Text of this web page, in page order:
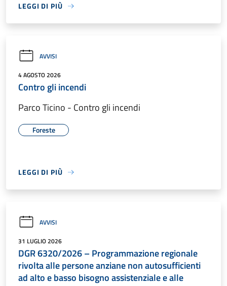
LEGGI DI PIÙ
AVVISI
4 AGOSTO 2026
Contro gli incendi
Parco Ticino - Contro gli incendi
Foreste
LEGGI DI PIÙ
AVVISI
31 LUGLIO 2026
DGR 6320/2026 – Programmazione regionale
rivolta alle persone anziane non autosufficienti
ad alto e basso bisogno assistenziale e alle